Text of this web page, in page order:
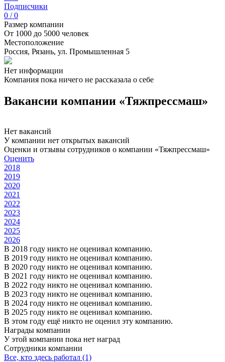
Подписчики
0 / 0
Размер компании
От 1000 до 5000 человек
Местоположение
Россия, Рязань, ул. Промышленная 5
Нет информации
Компания пока ничего не рассказала о себе
Вакансии компании «Тяжпрессмаш»
Нет вакансий
У компании нет открытых вакансий
Оценки и отзывы сотрудников о компании «Тяжпрессмаш»
Оценить
2018
2019
2020
2021
2022
2023
2024
2025
2026
В 2018 году никто не оценивал компанию.
В 2019 году никто не оценивал компанию.
В 2020 году никто не оценивал компанию.
В 2021 году никто не оценивал компанию.
В 2022 году никто не оценивал компанию.
В 2023 году никто не оценивал компанию.
В 2024 году никто не оценивал компанию.
В 2025 году никто не оценивал компанию.
В этом году ещё никто не оценил эту компанию.
Награды компании
У этой компании пока нет наград
Сотрудники компании
Все, кто здесь работал (1)